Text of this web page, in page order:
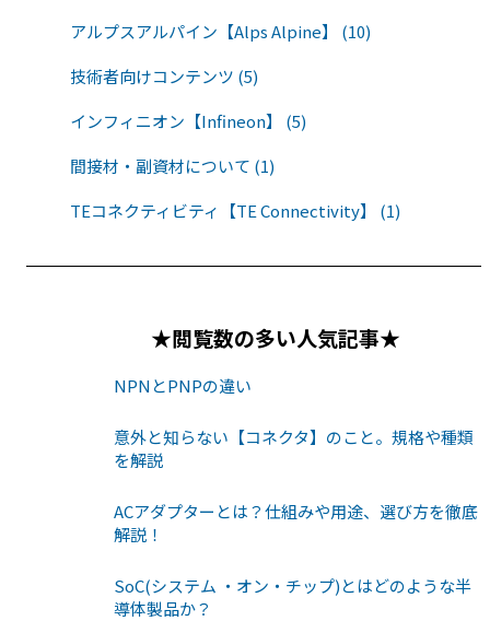
アルプスアルパイン【Alps Alpine】 (10)
技術者向けコンテンツ (5)
インフィニオン【Infineon】 (5)
間接材・副資材について (1)
TEコネクティビティ【TE Connectivity】 (1)
★閲覧数の多い人気記事★
NPNとPNPの違い
意外と知らない【コネクタ】のこと。規格や種類
を解説
ACアダプターとは？仕組みや用途、選び方を徹底
解説！
SoC(システム ・オン・チップ)とはどのような半
導体製品か？